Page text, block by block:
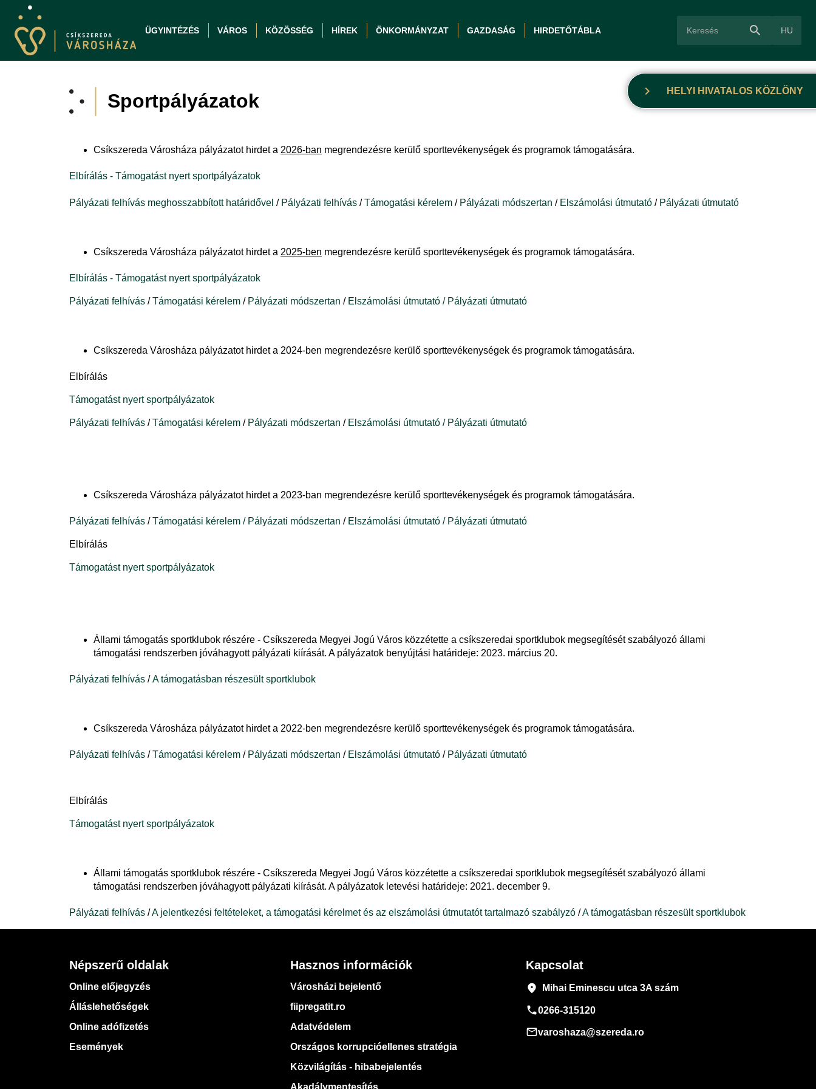
ÜGYINTÉZÉS VÁROS KÖZÖSSÉG HÍREK ÖNKORMÁNYZAT GAZDASÁG HIRDETŐTÁBLA search HU
chevron_right HELYI HIVATALOS KÖZLÖNY
Sportpályázatok
Csíkszereda Városháza pályázatot hirdet a 2026-ban megrendezésre kerülő sporttevékenységek és programok támogatására.
Elbírálás - Támogatást nyert sportpályázatok
Pályázati felhívás meghosszabbított határidővel / Pályázati felhívás /Támogatási kérelem / Pályázati módszertan / Elszámolási útmutató / Pályázati útmutató
Csíkszereda Városháza pályázatot hirdet a 2025-ben megrendezésre kerülő sporttevékenységek és programok támogatására.
Elbírálás - Támogatást nyert sportpályázatok
Pályázati felhívás /Támogatási kérelem / Pályázati módszertan / Elszámolási útmutató / Pályázati útmutató
Csíkszereda Városháza pályázatot hirdet a 2024-ben megrendezésre kerülő sporttevékenységek és programok támogatására.
Elbírálás
Támogatást nyert sportpályázatok
Pályázati felhívás /Támogatási kérelem / Pályázati módszertan / Elszámolási útmutató / Pályázati útmutató
Csíkszereda Városháza pályázatot hirdet a 2023-ban megrendezésre kerülő sporttevékenységek és programok támogatására.
Pályázati felhívás /Támogatási kérelem / Pályázati módszertan / Elszámolási útmutató / Pályázati útmutató
Elbírálás
Támogatást nyert sportpályázatok
Állami támogatás sportklubok részére - Csíkszereda Megyei Jogú Város közzétette a csíkszeredai sportklubok megsegítését szabályozó állami
támogatási rendszerben jóváhagyott pályázati kiírását. A pályázatok benyújtási határideje: 2023. március 20.
Pályázati felhívás /A támogatásban részesült sportklubok
Csíkszereda Városháza pályázatot hirdet a 2022-ben megrendezésre kerülő sporttevékenységek és programok támogatására.
Pályázati felhívás /Támogatási kérelem / Pályázati módszertan / Elszámolási útmutató / Pályázati útmutató
Elbírálás
Támogatást nyert sportpályázatok
Állami támogatás sportklubok részére - Csíkszereda Megyei Jogú Város közzétette a csíkszeredai sportklubok megsegítését szabályozó állami
támogatási rendszerben jóváhagyott pályázati kiírását. A pályázatok letevési határideje: 2021. december 9.
Pályázati felhívás /A jelentkezési feltételeket, a támogatási kérelmet és az elszámolási útmutatót tartalmazó szabályzó /A támogatásban részesült sportklubok
Népszerű oldalak
Online előjegyzés
Álláslehetőségek
Online adófizetés
Események
Hasznos információk
Városházi bejelentő
fiipregatit.ro
Adatvédelem
Országos korrupcióellenes stratégia
Közvilágítás - hibabejelentés
Akadálymentesítés
Kapcsolat
place Mihai Eminescu utca 3A szám
phone0266-315120
mail_outlinevaroshaza@szereda.ro